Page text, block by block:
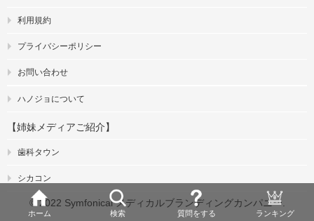
ホーム 検索 質問をする ランキング
利用規約
プライバシーポリシー
お問い合わせ
ハノジョについて
【姉妹メディアご紹介】
歯科タウン
シカコン
© 2022 Symfonical メディカルブランディングカンパニー.